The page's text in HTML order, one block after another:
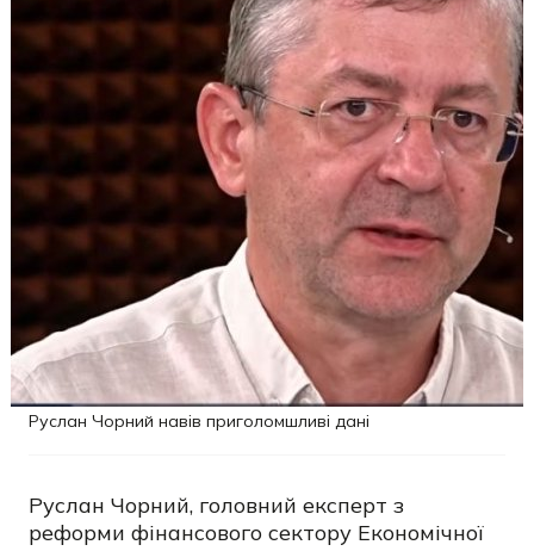
Руслан Чорний навів приголомшливі дані
Руслан Чорний, головний експерт з
реформи фінансового сектору Економічної